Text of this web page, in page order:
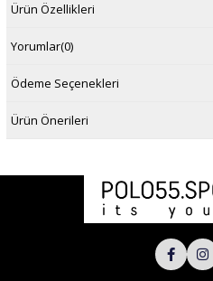
Ürün Özellikleri
Yorumlar(0)
Ödeme Seçenekleri
Ürün Önerileri